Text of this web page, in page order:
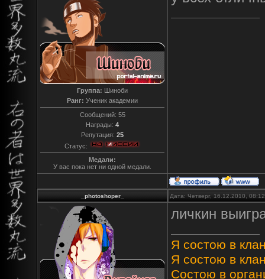
Группа: Шиноби
Ранг: Ученик академии
Сообщений: 55
Награды: 4
Репутация: 25
Статус:
Медали:
У вас пока нет ни одной медали.
_photoshoper_ Дата: Четверг, 16.12.2010,
личкин
Я состою в
Я состою в
Состою в